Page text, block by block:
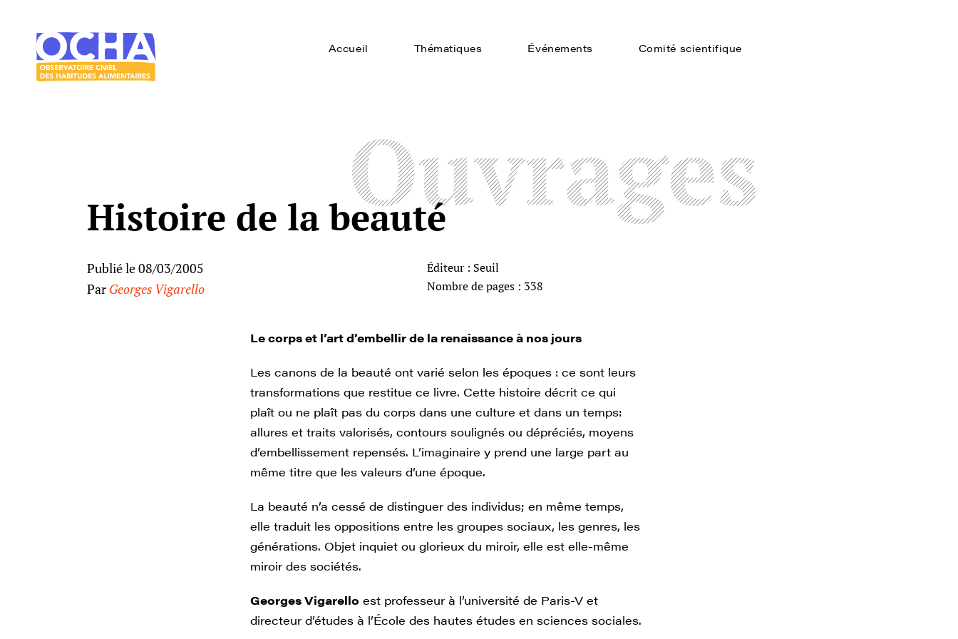
Accueil Thématiques Événements Comité scientifique
Ouvrages
Histoire de la beauté
Publié le 08/03/2005
Par Georges Vigarello
Éditeur : Seuil
Nombre de pages : 338
Le corps et l’art d’embellir de la renaissance à nos jours
Les canons de la beauté ont varié selon les époques : ce sont leurs
transformations que restitue ce livre. Cette histoire décrit ce qui
plaît ou ne plaît pas du corps dans une culture et dans un temps:
allures et traits valorisés, contours soulignés ou dépréciés, moyens
d’embellissement repensés. L’imaginaire y prend une large part au
même titre que les valeurs d’une époque.
La beauté n’a cessé de distinguer des individus; en même temps,
elle traduit les oppositions entre les groupes sociaux, les genres, les
générations. Objet inquiet ou glorieux du miroir, elle est elle-même
miroir des sociétés.
Georges Vigarello est professeur à l’université de Paris-V et
directeur d’études à l’École des hautes études en sciences sociales.